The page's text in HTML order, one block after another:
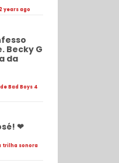
2 years ago
Becky G
da
Bad Boys 4
❤
trilha sonora